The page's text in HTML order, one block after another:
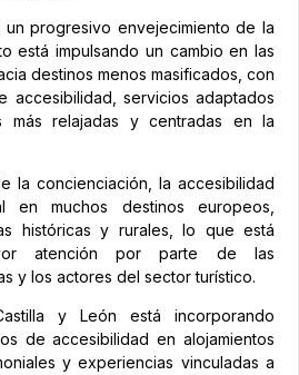
un progresivo envejecimiento de la
está impulsando un cambio en las
destinos menos masificados, con
accesibilidad, servicios adaptados
más relajadas y centradas en la
la concienciación, la accesibilidad
en muchos destinos europeos,
históricas y rurales, lo que está
atención por parte de las
y los actores del sector turístico.
y León está incorporando
de accesibilidad en alojamientos
y experiencias vinculadas a